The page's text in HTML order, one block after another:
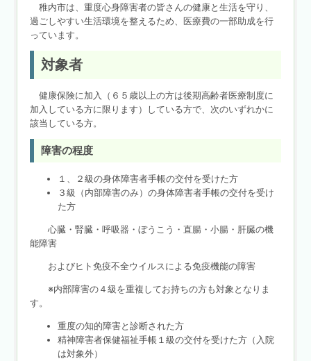
稚内市は、重度心身障害者の皆さんの健康と生活を守り、
過ごしやすい生活環境を整えるため、医療費の一部助成を行
っています。
対象者
健康保険に加入（６５歳以上の方は後期高齢者医療制度に
加入している方に限ります）している方で、次のいずれかに
該当している方。
障害の程度
１、２級の身体障害者手帳の交付を受けた方
３級（内部障害のみ）の身体障害者手帳の交付を受け
た方
心臓・腎臓・呼吸器・ぼうこう・直腸・小腸・肝臓の機
能障害
およびヒト免疫不全ウイルスによる免疫機能の障害
※内部障害の４級を重複してお持ちの方も対象となりま
す。
重度の知的障害と診断された方
精神障害者保健福祉手帳１級の交付を受けた方（入院
は対象外）